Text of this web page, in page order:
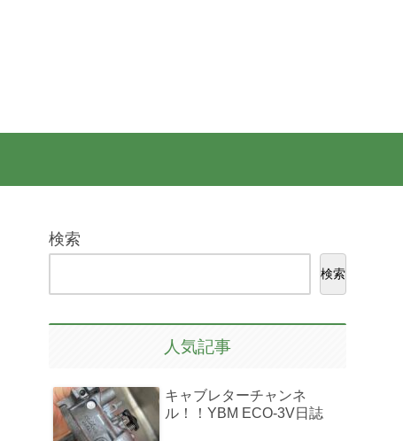
検索
検索
人気記事
キャブレターチャンネ
ル！！YBM ECO-3V日誌